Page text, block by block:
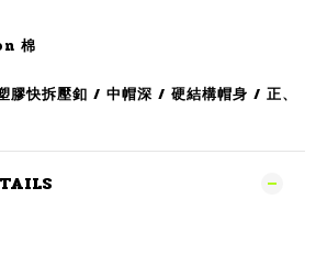
棉
膠快拆壓釦 / 中帽深 / 硬結構帽身 / 正、